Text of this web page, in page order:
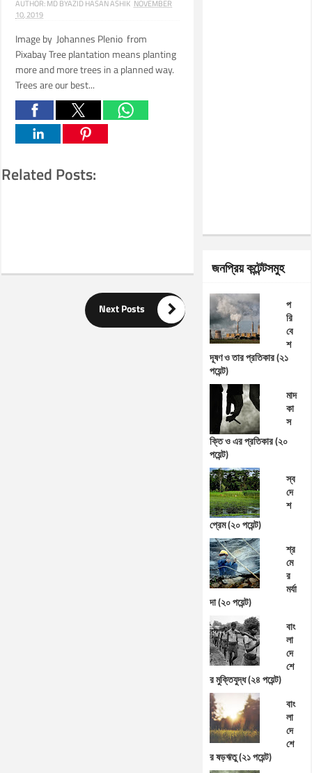
AUTHOR:MD BYAZID HASAN ASHIK NOVEMBER
10, 2019
Image by Johannes Plenio from
Pixabay Tree plantation means planting
more and more trees in a planned way.
Trees are our best...
Related Posts:
Next Posts 
জনপ্রিয় কন্টেন্টসমুহ
প
রি
বে
শ
দূষণ ও তার প্রতিকার (২১
পয়েন্ট)
মাদ
কা
স
ক্তি ও এর প্রতিকার (২০
পয়েন্ট)
স্ব
দে
শ
প্রেম (২০ পয়েন্ট)
শ্র
মে
র
মর্যা
দা (২০ পয়েন্ট)
বাং
লা
দে
শে
র মুক্তিযুদ্ধ (২৪ পয়েন্ট)
বাং
লা
দে
শে
র ষড়ঋতু (২১ পয়েন্ট)